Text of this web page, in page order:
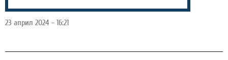
23 април 2024 - 16:21